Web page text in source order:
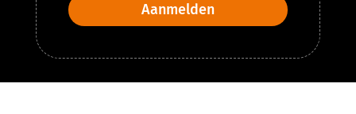
Aanmelden